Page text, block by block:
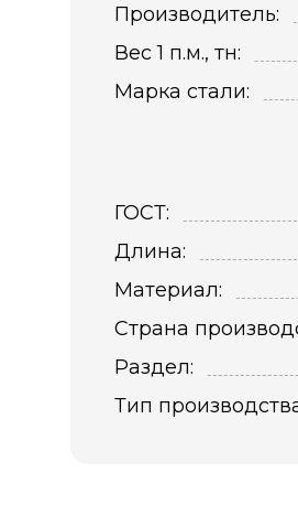
Производитель:
Вес 1 п.м., тн:
Марка стали:
ГОСТ:
Длина:
Материал:
Страна
Раздел:
Тип